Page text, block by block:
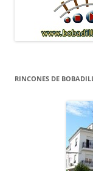
RINCONES DE